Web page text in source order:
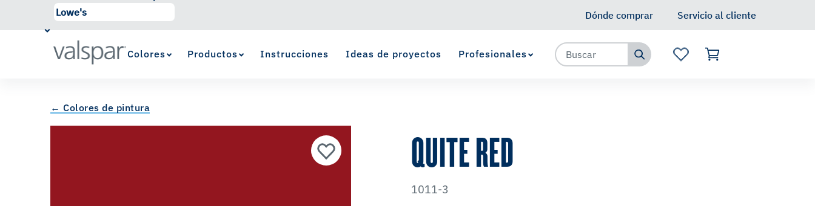
Dónde comprar
Servicio al cliente
Colores Productos Instrucciones Ideas de proyectos Profesionales
← Colores de pintura
QUITE RED
1011-3